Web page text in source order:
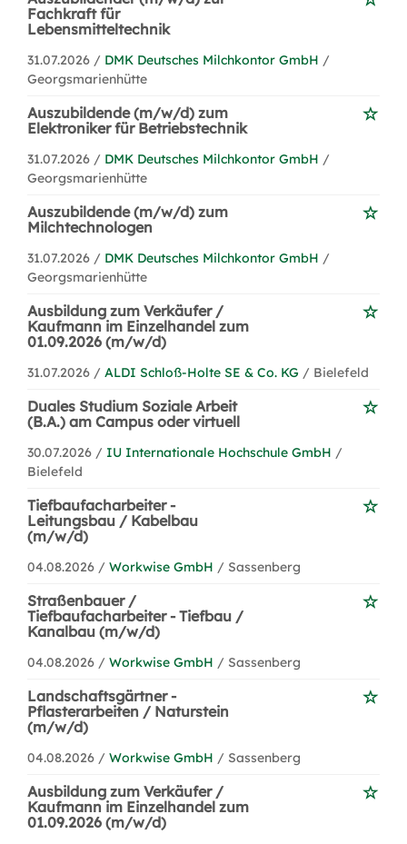
Fachkraft für
Lebensmitteltechnik
31.07.2026 / DMK Deutsches Milchkontor GmbH /
Georgsmarienhütte
Auszubildende (m/w/d) zum
Elektroniker für Betriebstechnik
31.07.2026 / DMK Deutsches Milchkontor GmbH /
Georgsmarienhütte
Auszubildende (m/w/d) zum
Milchtechnologen
31.07.2026 / DMK Deutsches Milchkontor GmbH /
Georgsmarienhütte
Ausbildung zum Verkäufer /
Kaufmann im Einzelhandel zum
01.09.2026 (m/w/d)
31.07.2026 / ALDI Schloß-Holte SE & Co. KG / Bielefeld
Duales Studium Soziale Arbeit
(B.A.) am Campus oder virtuell
30.07.2026 / IU Internationale Hochschule GmbH /
Bielefeld
Tiefbaufacharbeiter -
Leitungsbau / Kabelbau
(m/w/d)
04.08.2026 / Workwise GmbH / Sassenberg
Straßenbauer /
Tiefbaufacharbeiter - Tiefbau /
Kanalbau (m/w/d)
04.08.2026 / Workwise GmbH / Sassenberg
Landschaftsgärtner -
Pflasterarbeiten / Naturstein
(m/w/d)
04.08.2026 / Workwise GmbH / Sassenberg
Ausbildung zum Verkäufer /
Kaufmann im Einzelhandel zum
01.09.2026 (m/w/d)